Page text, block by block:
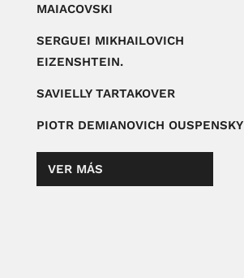
MAIACOVSKI
SERGUEI MIKHAILOVICH
EIZENSHTEIN.
SAVIELLY TARTAKOVER
PIOTR DEMIANOVICH OUSPENSKY
VER MÁS